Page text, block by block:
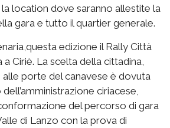
location dove saranno allestite la
gara e tutto il quartier generale.
edizione il Rally Città
Ciriè. La scelta della cittadina,
alle porte del canavese è dovuta
ciriacese,
del percorso di gara
di Lanzo con la prova di